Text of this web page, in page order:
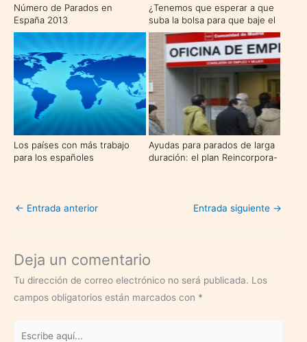
Número de Parados en
España 2013
¿Tenemos que esperar a que
suba la bolsa para que baje el
paro?
Los países con más trabajo
para los españoles
Ayudas para parados de larga
duración: el plan Reincorpora-
← Entrada anterior Entrada siguiente →
Deja un comentario
Tu dirección de correo electrónico no será publicada. Los
campos obligatorios están marcados con *